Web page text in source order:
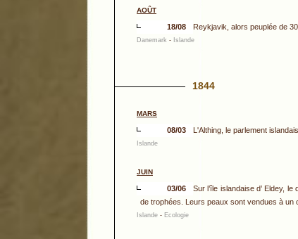
AOÛT
18/08 Reykjavik, alors peuplée de
Danemark - Islande
1844
MARS
08/03 L'Althing, le parlement
Islande
JUIN
03/06
Sur l’île islandaise d’ Eldey,
de trophées. Leurs peaux sont vendues à un
Islande - Ecologie